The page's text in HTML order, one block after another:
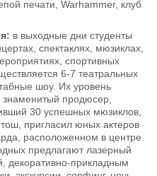
печати, Warhammer, клуб
в выходные дни студенты
спектаклях, мюзиклах,
спортивных
6-7 театральных
шоу. Их уровень
знаменитый продюсер,
30 успешных мюзиклов,
пригласил юных актеров
расположенном в центре
предлагают лазерный
декоративно-прикладным